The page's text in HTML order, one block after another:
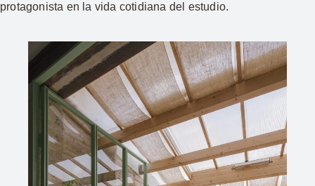
protagonista en la vida cotidiana del estudio.